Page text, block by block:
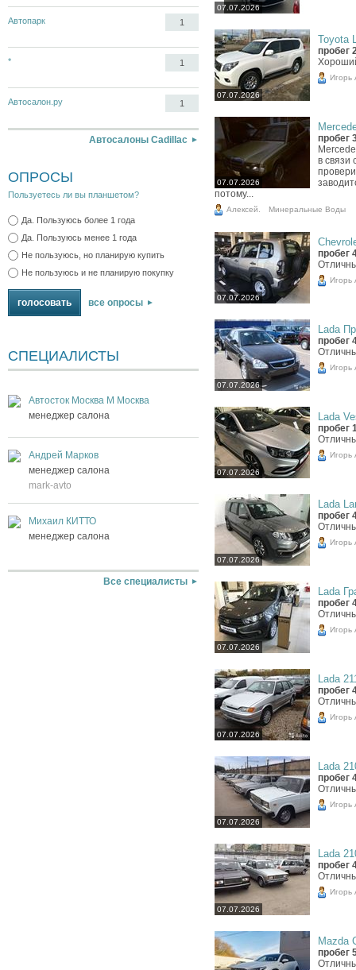
Автопарк 1
* 1
Автосалон.ру 1
Автосалоны Cadillac
ОПРОСЫ
Пользуетесь ли вы планшетом?
Да. Пользуюсь более 1 года
Да. Пользуюсь менее 1 года
Не пользуюсь, но планирую купить
Не пользуюсь и не планирую покупку
все опросы
СПЕЦИАЛИСТЫ
Автосток Москва М Москва
менеджер салона
Андрей Марков
менеджер салона
mark-avto
Михаил КИТТО
менеджер салона
Все специалисты
07.07.2026
07.07.2026
Toyota
пробег
Игорь
07.07.2026
пробег
в связи
потому...
Алексей. Минеральные Воды
07.07.2026
пробег
Игорь
07.07.2026
Lada
пробег
Игорь
07.07.2026
Lada
пробег
Игорь
07.07.2026
Lada
пробег
Игорь
07.07.2026
Lada
пробег
Игорь
07.07.2026
Lada
пробег
Игорь
07.07.2026
Lada
пробег
Игорь
07.07.2026
Lada
пробег
Игорь
Mazda
пробег